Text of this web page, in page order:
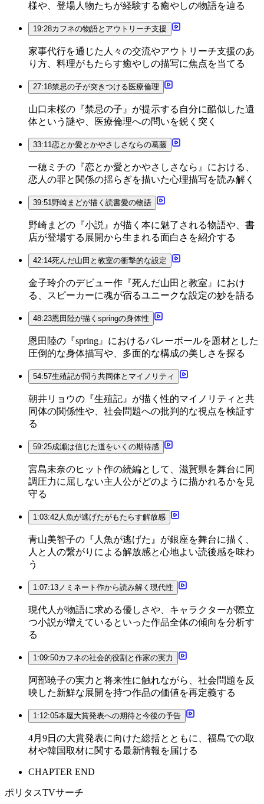
様や、登場人物たちが経験する癒やしの物語を辿る
19:28カフネの物語とアウトリーチ支援
家事代行を通じた人々の交流やアウトリーチ支援のあ
り方、料理がもたらす癒やしの描写に焦点を当てる
27:18禁忌の子が突きつける医療倫理
山口未桜の『禁忌の子』が提示する自分に酷似した遺
体という謎や、医療倫理への問いを鋭く突く
33:11恋とか愛とかやさしさならの葛藤
一穂ミチの『恋とか愛とかやさしさなら』における、
恋人の罪と関係の揺らぎを描いた心理描写を読み解く
39:51野崎まどが描く読書愛の物語
野崎まどの『小説』が描く本に魅了される物語や、書
店が登場する展開から生まれる面白さを紹介する
42:14死んだ山田と教室の衝撃的な設定
金子玲介のデビュー作『死んだ山田と教室』におけ
る、スピーカーに魂が宿るユニークな設定の妙を語る
48:23恩田陸が描くspringの身体性
恩田陸の『spring』におけるバレーボールを題材とした
圧倒的な身体描写や、多面的な構成の美しさを探る
54:57生殖記が問う共同体とマイノリティ
朝井リョウの『生殖記』が描く性的マイノリティと共
同体の関係性や、社会問題への批判的な視点を検証す
る
59:25成瀬は信じた道をいくの期待感
宮島未奈のヒット作の続編として、滋賀県を舞台に同
調圧力に屈しない主人公がどのように描かれるかを見
守る
1:03:42人魚が逃げたがもたらす解放感
青山美智子の『人魚が逃げた』が銀座を舞台に描く、
人と人の繋がりによる解放感と心地よい読後感を味わ
う
1:07:13ノミネート作から読み解く現代性
現代人が物語に求める優しさや、キャラクターが際立
つ小説が増えているといった作品全体の傾向を分析す
る
1:09:50カフネの社会的役割と作家の実力
阿部暁子の実力と将来性に触れながら、社会問題を反
映した新鮮な展開を持つ作品の価値を再定義する
1:12:05本屋大賞発表への期待と今後の予告
4月9日の大賞発表に向けた総括とともに、福島での取
材や韓国取材に関する最新情報を届ける
CHAPTER END
ポリタスTVサーチ